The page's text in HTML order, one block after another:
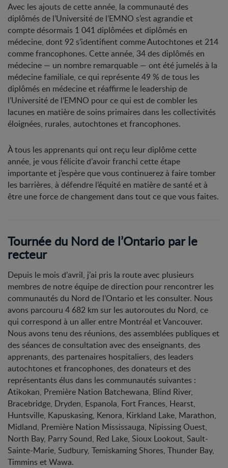
Avec les ajouts de cette année, la communauté des
diplômés de l’Université de l’EMNO s’est agrandie et
compte désormais 1 041 diplômées et diplômés en
médecine, dont 92 s’identifient comme Autochtones et 214
comme francophones. Cette année, 34 des diplômés en
médecine — un nombre remarquable — ont été jumelés à la
médecine familiale, ce qui représente 49 % de tous les
diplômés en médecine et réaffirme le leadership de
l’Université de l’EMNO pour ce qui est de combler les
lacunes en matière de soins primaires dans les collectivités
éloignées, rurales, autochtones et francophones.
À tous les apprenants qui ont reçu leur diplôme cette
année, je vous félicite d’avoir franchi cette étape
importante et j’espère que vous continuerez à faire tomber
les barrières, à défendre l’équité en matière de santé et à
être une force de changement dans tout ce que vous faites.
Tournée du Nord de l’Ontario par le
recteur
Depuis le mois d’avril, j’ai pris la route avec plusieurs
membres de notre équipe de direction pour rencontrer les
communautés du Nord de l’Ontario et les consulter. Nous
avons parcouru 4 682 km sur les autoroutes du Nord, ce
qui correspond à un aller entre Montréal et Vancouver.
Nous avons tenu des réunions, des assemblées publiques et
des séances de consultation avec des enseignants, des
apprenants, des partenaires hospitaliers, des leaders
autochtones et francophones, des donateurs et des
représentants élus dans les communautés suivantes :
Atikokan, Première Nation Batchewana, Blind River,
Bracebridge, Dryden, Espanola, Fort Frances, Hearst,
Huntsville, Kapuskasing, Kenora, Kirkland Lake, Marathon,
Midland, Première Nation Mississauga, Nipissing Ouest,
North Bay, Parry Sound, Red Lake, Sioux Lookout, Sault-
Sainte-Marie, Sudbury, Temiskaming Shores, Thunder Bay,
Timmins et Wawa.